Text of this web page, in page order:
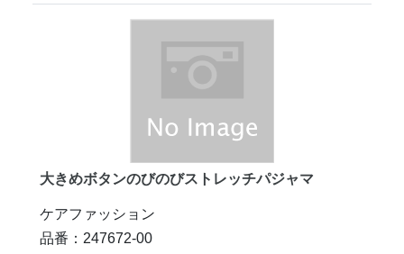
大きめボタンのびのびストレッチパジャマ
ケアファッション
品番：247672-00